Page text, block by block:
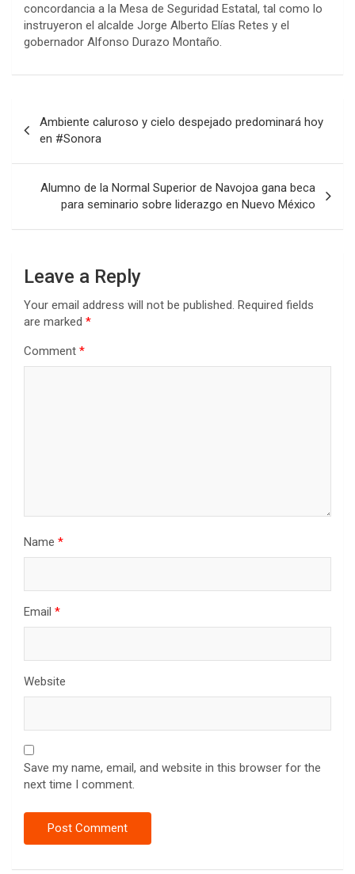
concordancia a la Mesa de Seguridad Estatal, tal como lo
instruyeron el alcalde Jorge Alberto Elías Retes y el
gobernador Alfonso Durazo Montaño.
navigation
Ambiente caluroso y cielo despejado predominará hoy
en #Sonora
Alumno de la Normal Superior de Navojoa gana beca
para seminario sobre liderazgo en Nuevo México
Leave a Reply
Your email address will not be published. Required fields
are marked *
Comment *
Name *
Email *
Website
Save my name, email, and website in this browser for the
next time I comment.